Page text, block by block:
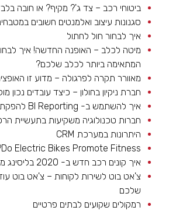
ביטוחי רכב – צד ג'? מקיף? או חובה
סגנונות עיצוב ואלמנטים חשובים
איך לבחור חול לחתול
מיטה לכלב – האופנה החדשה! איך
המתאימה ביותר לכלב שלכם?
מאוורר תקרה לפרגולה – מדוע זו
חברת ניקיון בחולון – כיצד עובדים נכון
איך להשתמש ב- BI Reporting להפקת תובנות עסקיות
חברות טכנולוגיה משקיעות בתעשיית
היתרונות במערכת CRM
Do Electric Bikes Promote Fitness?
איך קונים רכב חדש ב- 2020 בליסינג מימוני
צ'אט בוט לשירות לקוחות – צ'אט בוט
שלכם
רמקולים שקועים לבתים פרטיים